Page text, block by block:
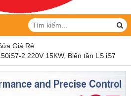
Giá Rẻ
2 220V 15KW, Biến tần LS iS7